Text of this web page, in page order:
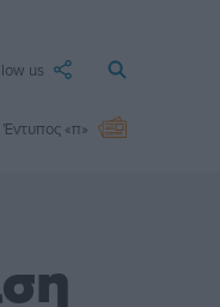
us
Έντυπος «π»